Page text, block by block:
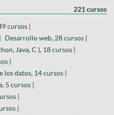
221 cursos
cursos |
Desarrollo web, 28 cursos |
Java, C ), 18 cursos |
|
los datos, 14 cursos |
5 cursos |
|
|